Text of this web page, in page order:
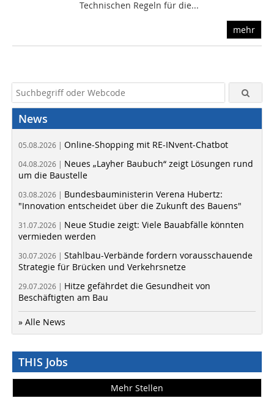
Technischen Regeln für die...
mehr
News
05.08.2026 | Online-Shopping mit RE-INvent-Chatbot
04.08.2026 | Neues „Layher Baubuch“ zeigt Lösungen rund
um die Baustelle
03.08.2026 | Bundesbauministerin Verena Hubertz:
"Innovation entscheidet über die Zukunft des Bauens"
31.07.2026 | Neue Studie zeigt: Viele Bauabfälle könnten
vermieden werden
30.07.2026 | Stahlbau-Verbände fordern vorausschauende
Strategie für Brücken und Verkehrsnetze
29.07.2026 | Hitze gefährdet die Gesundheit von
Beschäftigten am Bau
» Alle News
THIS Jobs
Mehr Stellen